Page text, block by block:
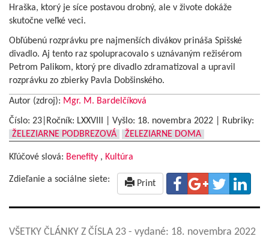
Hraška, ktorý je síce postavou drobný, ale v živote dokáže
skutočne veľké veci.
Obľúbenú rozprávku pre najmenších divákov prináša Spišské
divadlo. Aj tento raz spolupracovalo s uznávaným režisérom
Petrom Palikom, ktorý pre divadlo zdramatizoval a upravil
rozprávku zo zbierky Pavla Dobšinského.
Autor (zdroj): Mgr. M. Bardelčíková
Číslo: 23|Ročník: LXXVIII | Vyšlo: 18. novembra 2022
Rubriky:
ŽELEZIARNE PODBREZOVÁ
ŽELEZIARNE DOMA
Kľúčové slová: Benefity , Kultúra
Zdieľanie a sociálne siete: Print
VŠETKY ČLÁNKY Z ČÍSLA 23 - vydané: 18. novembra 2022